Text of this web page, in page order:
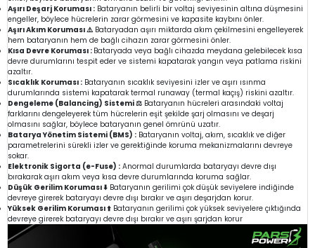
Aşırı Deşarj Koruması : Bataryanın belirli bir voltaj seviyesinin altına düşmesini
engeller, böylece hücrelerin zarar görmesini ve kapasite kaybını önler.
Aşırı Akım Koruması ⚠️Bataryadan aşırı miktarda akım çekilmesini engelleyerek
hem bataryanın hem de bağlı cihazın zarar görmesini önler.
Kısa Devre Koruması : Bataryada veya bağlı cihazda meydana gelebilecek kısa
devre durumlarını tespit eder ve sistemi kapatarak yangın veya patlama riskini
azaltır.
Sıcaklık Koruması : Bataryanın sıcaklık seviyesini izler ve aşırı ısınma
durumlarında sistemi kapatarak termal runaway (termal kaçış) riskini azaltır.
Dengeleme (Balancing) Sistemi ⚖️ Bataryanın hücreleri arasındaki voltaj
farklarını dengeleyerek tüm hücrelerin eşit şekilde şarj olmasını ve deşarj
olmasını sağlar, böylece bataryanın genel ömrünü uzatır.
Batarya Yönetim Sistemi (BMS) : Bataryanın voltaj, akım, sıcaklık ve diğer
parametrelerini sürekli izler ve gerektiğinde koruma mekanizmalarını devreye
sokar.
Elektronik Sigorta (e-Fuse) : Anormal durumlarda bataryayı devre dışı
bırakarak aşırı akım veya kısa devre durumlarında koruma sağlar.
Düşük Gerilim Koruması ⬇️ Bataryanın gerilimi çok düşük seviyelere indiğinde
devreye girerek bataryayı devre dışı bırakır ve aşırı deşarjdan korur.
Yüksek Gerilim Koruması ⬆️ Bataryanın gerilimi çok yüksek seviyelere çıktığında
devreye girerek bataryayı devre dışı bırakır ve aşırı şarjdan korur